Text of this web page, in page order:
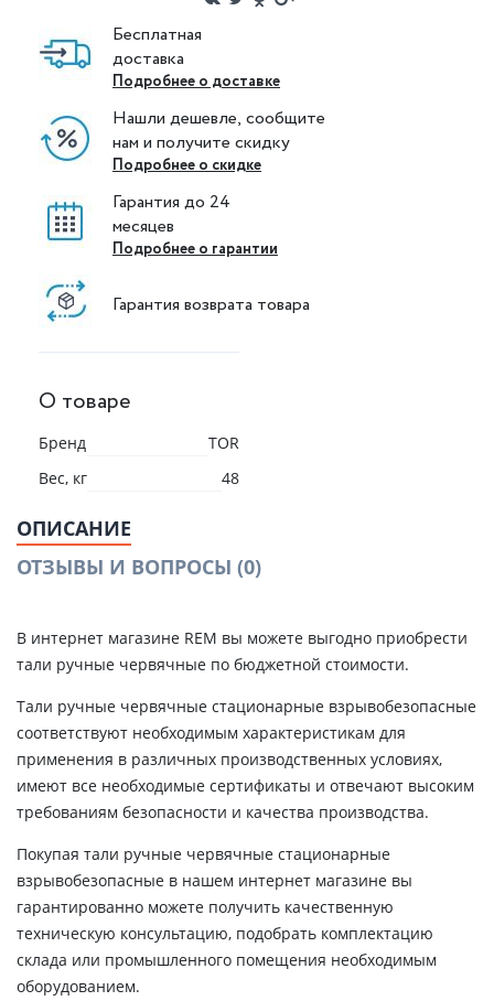
Бесплатная
доставка
Подробнее о доставке
Нашли дешевле, сообщите
нам и получите скидку
Подробнее о скидке
Гарантия до 24
месяцев
Подробнее о гарантии
Гарантия возврата товара
О товаре
Бренд
TOR
Вес, кг
48
ОПИСАНИЕ
ОТЗЫВЫ И ВОПРОСЫ (0)
В интернет магазине REM вы можете выгодно приобрести
тали ручные червячные по бюджетной стоимости.
Тали ручные червячные стационарные взрывобезопасные
соответствуют необходимым характеристикам для
применения в различных производственных условиях,
имеют все необходимые сертификаты и отвечают высоким
требованиям безопасности и качества производства.
Покупая тали ручные червячные стационарные
взрывобезопасные в нашем интернет магазине вы
гарантированно можете получить качественную
техническую консультацию, подобрать комплектацию
склада или промышленного помещения необходимым
оборудованием.